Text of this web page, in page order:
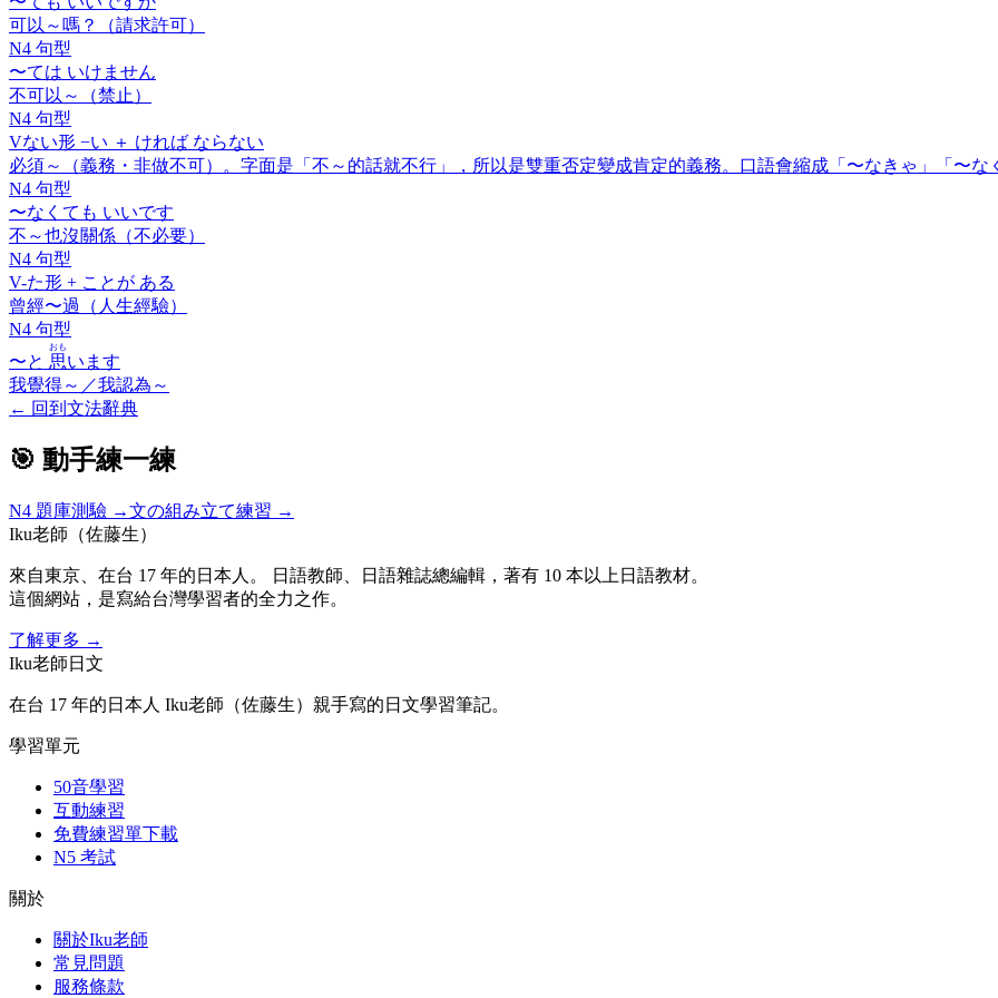
可以～嗎？（請求許可）
N4 句型
〜ては いけません
不可以～（禁止）
N4 句型
Vない形 −い ＋ ければ ならない
必須～（義務・非做不可）。字面是「不～的話就不行」，所以是雙重否定變成肯定的義務。口語會縮成「〜なきゃ」「〜な
N4 句型
〜なくても いいです
不～也沒關係（不必要）
N4 句型
V-た形 + ことが ある
曾經〜過（人生經驗）
N4 句型
〜と 思
おも
います
我覺得～／我認為～
← 回到文法辭典
🎯 動手練一練
N4 題庫測驗 →文の組み立て練習 →
Iku老師（佐藤生）
來自東京、在台 17 年的日本人。 日語教師、日語雜誌總編輯，著有 10 本以上日語教材。
這個網站，是寫給台灣學習者的全力之作。
了解更多 →
Iku老師日文
在台 17 年的日本人 Iku老師（佐藤生）親手寫的日文學習筆記。
學習單元
50音學習
互動練習
免費練習單下載
N5 考試
關於
關於Iku老師
常見問題
服務條款